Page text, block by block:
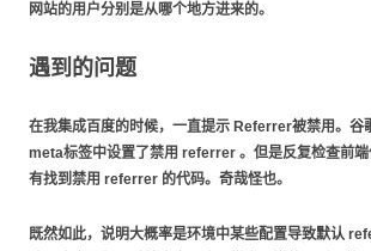
网站的用户分别是从哪个地方进来的。
遇到的问题
在我集成百度的时候，一直提示 Referrer被禁用。谷
meta标签中设置了禁用 referrer 。但是反复检查前
有找到禁用 referrer 的代码。奇哉怪也。
既然如此，说明大概率是环境中某些配置导致默认